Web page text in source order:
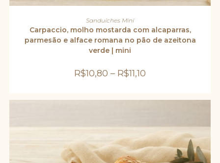
tem
várias
As
opções
podem
escolhidas
produto
Sanduíches Mini
Carpaccio, molho mostarda com alcaparras,
parmesão e alface romana no pão de azeitona
verde | mini
R$10,80 – R$11,10